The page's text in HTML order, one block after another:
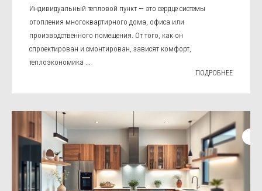
Индивидуальный тепловой пункт — это сердце системы
отопления многоквартирного дома, офиса или
производственного помещения. От того, как он
спроектирован и смонтирован, зависят комфорт,
теплоэкономика ...
ПОДРОБНЕЕ